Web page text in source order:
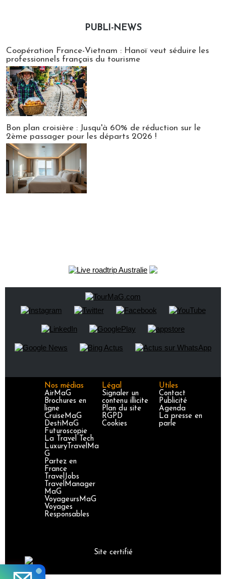
PUBLI-NEWS
Coopération France-Vietnam : Hanoï veut séduire les
professionnels français du tourisme
Bon plan croisière : Jusqu'à 60% de réduction sur le
2ème passager pour les départs 2026 !
Nos médias
AirMaG
Brochures en
ligne
CruiseMaG
DestiMaG
Futuroscopie
La Travel Tech
LuxuryTravelMa
G
Partez en
France
TravelJobs
TravelManager
MaG
VoyageursMaG
Voyages
Responsables
Légal
Signaler un
contenu illicite
Plan du site
RGPD
Cookies
Utiles
Contact
Publicité
Agenda
La presse en
parle
Site certifié